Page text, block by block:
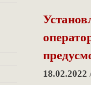
18.02.2022